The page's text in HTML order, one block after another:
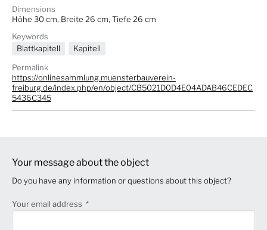
Dimensions
Höhe 30 cm, Breite 26 cm, Tiefe 26 cm
Keywords
Blattkapitell
Kapitell
Permalink
https://onlinesammlung.muensterbauverein-
freiburg.de/index.php/en/object/CB5021D0D4E04ADAB46CEDEC
5436C345
Your message about the object
Do you have any information or questions about this object?
Your email address